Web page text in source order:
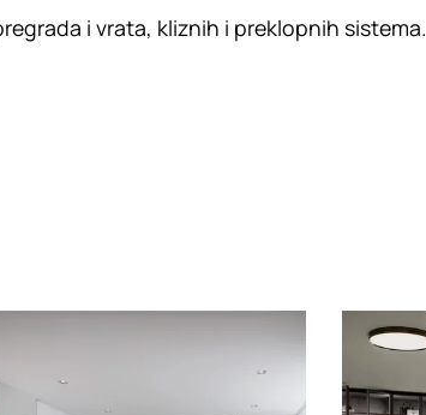
i vrata, kliznih i preklopnih sistema.
Loading